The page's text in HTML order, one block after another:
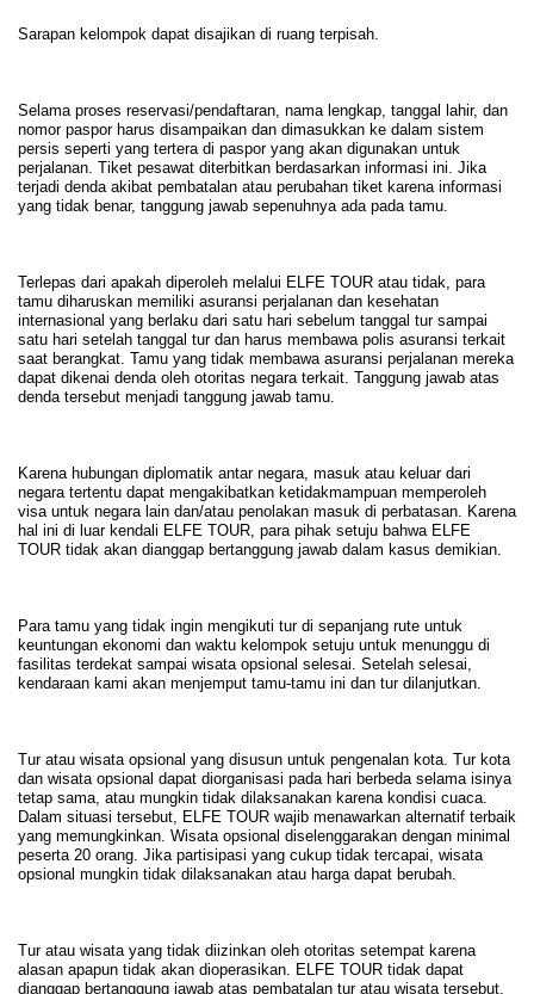
Sarapan kelompok dapat disajikan di ruang terpisah.
Selama proses reservasi/pendaftaran, nama lengkap, tanggal lahir, dan
nomor paspor harus disampaikan dan dimasukkan ke dalam sistem
persis seperti yang tertera di paspor yang akan digunakan untuk
perjalanan. Tiket pesawat diterbitkan berdasarkan informasi ini. Jika
terjadi denda akibat pembatalan atau perubahan tiket karena informasi
yang tidak benar, tanggung jawab sepenuhnya ada pada tamu.
Terlepas dari apakah diperoleh melalui ELFE TOUR atau tidak, para
tamu diharuskan memiliki asuransi perjalanan dan kesehatan
internasional yang berlaku dari satu hari sebelum tanggal tur sampai
satu hari setelah tanggal tur dan harus membawa polis asuransi terkait
saat berangkat. Tamu yang tidak membawa asuransi perjalanan mereka
dapat dikenai denda oleh otoritas negara terkait. Tanggung jawab atas
denda tersebut menjadi tanggung jawab tamu.
Karena hubungan diplomatik antar negara, masuk atau keluar dari
negara tertentu dapat mengakibatkan ketidakmampuan memperoleh
visa untuk negara lain dan/atau penolakan masuk di perbatasan. Karena
hal ini di luar kendali ELFE TOUR, para pihak setuju bahwa ELFE
TOUR tidak akan dianggap bertanggung jawab dalam kasus demikian.
Para tamu yang tidak ingin mengikuti tur di sepanjang rute untuk
keuntungan ekonomi dan waktu kelompok setuju untuk menunggu di
fasilitas terdekat sampai wisata opsional selesai. Setelah selesai,
kendaraan kami akan menjemput tamu-tamu ini dan tur dilanjutkan.
Tur atau wisata opsional yang disusun untuk pengenalan kota. Tur kota
dan wisata opsional dapat diorganisasi pada hari berbeda selama isinya
tetap sama, atau mungkin tidak dilaksanakan karena kondisi cuaca.
Dalam situasi tersebut, ELFE TOUR wajib menawarkan alternatif terbaik
yang memungkinkan. Wisata opsional diselenggarakan dengan minimal
peserta 20 orang. Jika partisipasi yang cukup tidak tercapai, wisata
opsional mungkin tidak dilaksanakan atau harga dapat berubah.
Tur atau wisata yang tidak diizinkan oleh otoritas setempat karena
alasan apapun tidak akan dioperasikan. ELFE TOUR tidak dapat
dianggap bertanggung jawab atas pembatalan tur atau wisata tersebut.